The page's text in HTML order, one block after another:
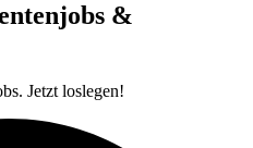
&
Jetzt loslegen!